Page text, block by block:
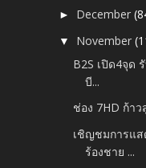
► December
▼ November
B2S เปิด4จุด
บี...
ช่อง 7HD ก้า
เชิญชมการแส
ร้องชาย ...